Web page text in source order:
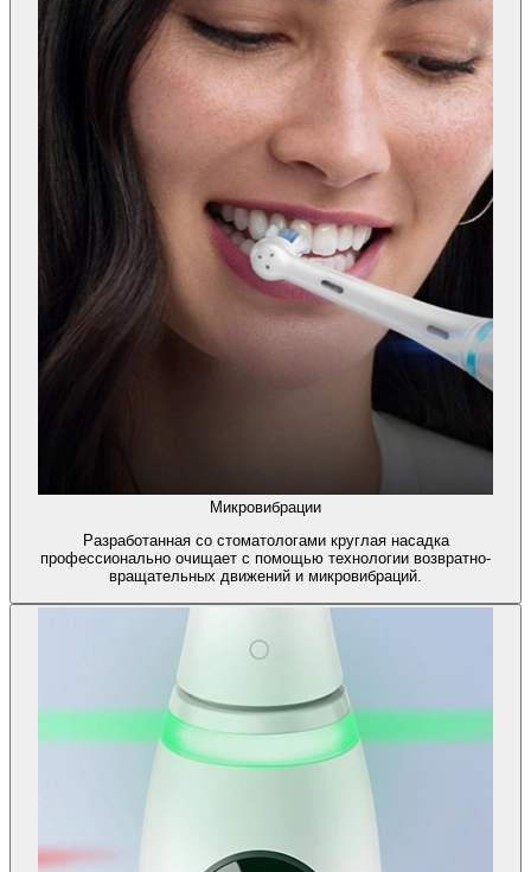
Микровибрации
Разработанная со стоматологами круглая насадка
профессионально очищает с помощью технологии возвратно-
вращательных движений и микровибраций.